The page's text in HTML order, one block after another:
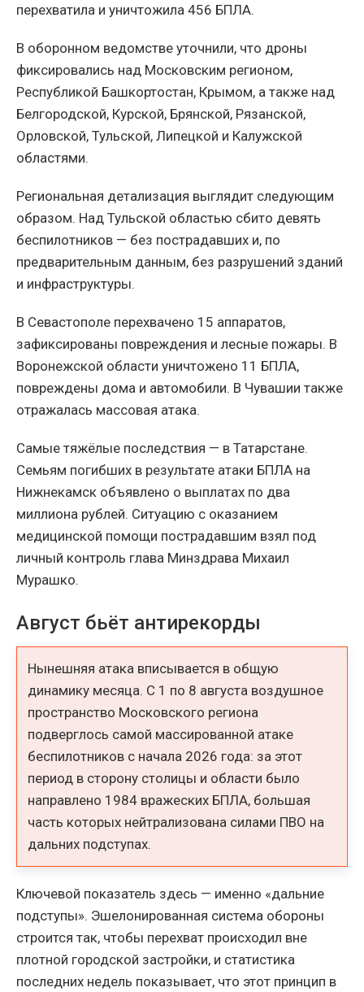
перехватила и уничтожила 456 БПЛА.
В оборонном ведомстве уточнили, что дроны
фиксировались над Московским регионом,
Республикой Башкортостан, Крымом, а также над
Белгородской, Курской, Брянской, Рязанской,
Орловской, Тульской, Липецкой и Калужской
областями.
Региональная детализация выглядит следующим
образом. Над Тульской областью сбито девять
беспилотников — без пострадавших и, по
предварительным данным, без разрушений зданий
и инфраструктуры.
В Севастополе перехвачено 15 аппаратов,
зафиксированы повреждения и лесные пожары. В
Воронежской области уничтожено 11 БПЛА,
повреждены дома и автомобили. В Чувашии также
отражалась массовая атака.
Самые тяжёлые последствия — в Татарстане.
Семьям погибших в результате атаки БПЛА на
Нижнекамск объявлено о выплатах по два
миллиона рублей. Ситуацию с оказанием
медицинской помощи пострадавшим взял под
личный контроль глава Минздрава Михаил
Мурашко.
Август бьёт антирекорды
Нынешняя атака вписывается в общую
динамику месяца. С 1 по 8 августа воздушное
пространство Московского региона
подверглось самой массированной атаке
беспилотников с начала 2026 года: за этот
период в сторону столицы и области было
направлено 1984 вражеских БПЛА, большая
часть которых нейтрализована силами ПВО на
дальних подступах.
Ключевой показатель здесь — именно «дальние
подступы». Эшелонированная система обороны
строится так, чтобы перехват происходил вне
плотной городской застройки, и статистика
последних недель показывает, что этот принцип в